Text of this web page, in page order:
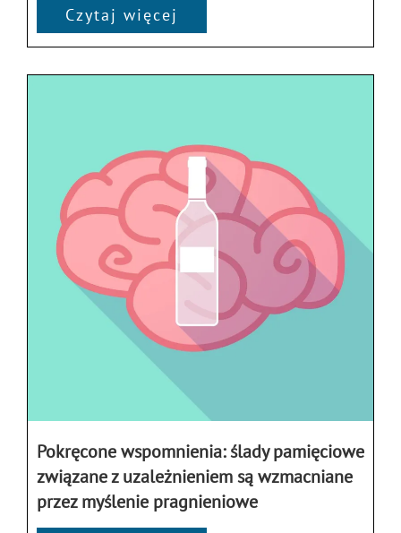
Czytaj więcej
Pokręcone wspomnienia: ślady pamięciowe
związane z uzależnieniem są wzmacniane
przez myślenie pragnieniowe